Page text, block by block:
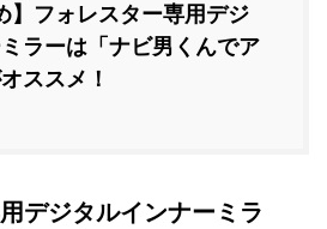
】フォレスター専用デジ
ラーは「ナビ男くんでア
ススメ！
デジタルインナーミラ